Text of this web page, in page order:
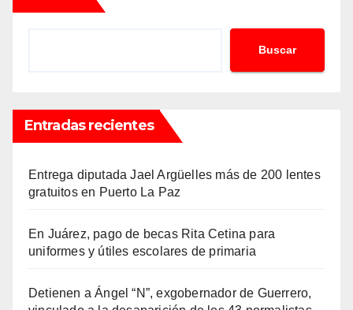
Buscar
Entradas recientes
Entrega diputada Jael Argüelles más de 200 lentes
gratuitos en Puerto La Paz
En Juárez, pago de becas Rita Cetina para
uniformes y útiles escolares de primaria
Detienen a Ángel “N”, exgobernador de Guerrero,